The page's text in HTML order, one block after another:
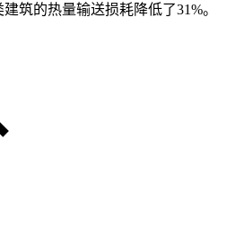
筑的热量输送损耗降低了31%。